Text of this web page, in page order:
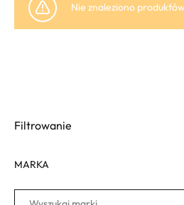
Nie znaleziono
Filtrowanie
MARKA